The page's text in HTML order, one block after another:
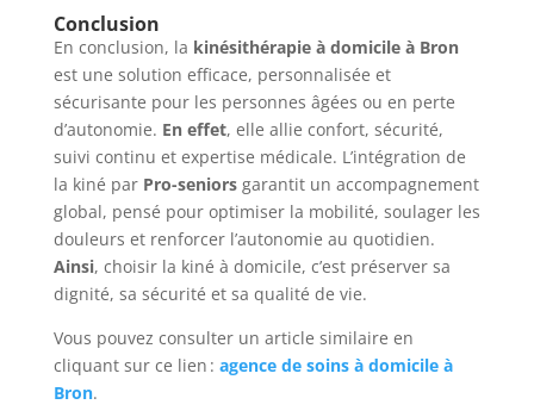
Conclusion
En conclusion, la kinésithérapie à domicile à Bron
est une solution efficace, personnalisée et
sécurisante pour les personnes âgées ou en perte
d’autonomie. En effet, elle allie confort, sécurité,
suivi continu et expertise médicale. L’intégration de
la kiné par Pro-seniorsgarantit un accompagnement
global, pensé pour optimiser la mobilité, soulager les
douleurs et renforcer l’autonomie au quotidien.
Ainsi, choisir la kiné à domicile, c’est préserver sa
dignité, sa sécurité et sa qualité de vie.
Vous pouvez consulter un article similaire en
cliquant sur ce lien : agence de soins à domicile à
Bron.